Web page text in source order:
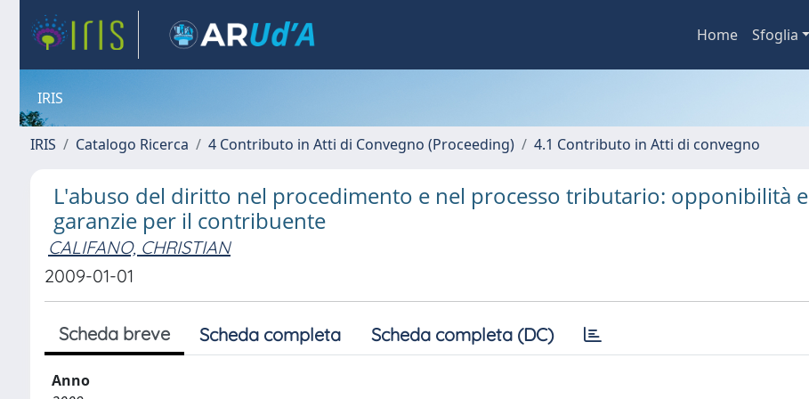
Home Sfoglia
IRIS
IRIS Catalogo Ricerca 4 Contributo in Atti di Convegno (Proceeding) 4.1 Contributo in Atti di convegno
L'abuso del diritto nel procedimento e nel processo tributario: opponibilità e
garanzie per il contribuente
CALIFANO, CHRISTIAN
2009-01-01
Scheda breve Scheda completa Scheda completa (DC)
Anno